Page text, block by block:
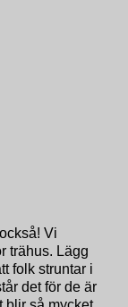
Vi
trähus. Lägg
folk struntar i
det för de är